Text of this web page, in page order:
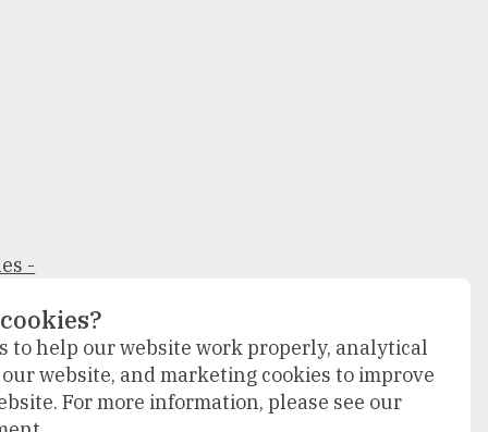
-
to help our website work properly, analytical
website, and marketing cookies to improve
For more information, please see our